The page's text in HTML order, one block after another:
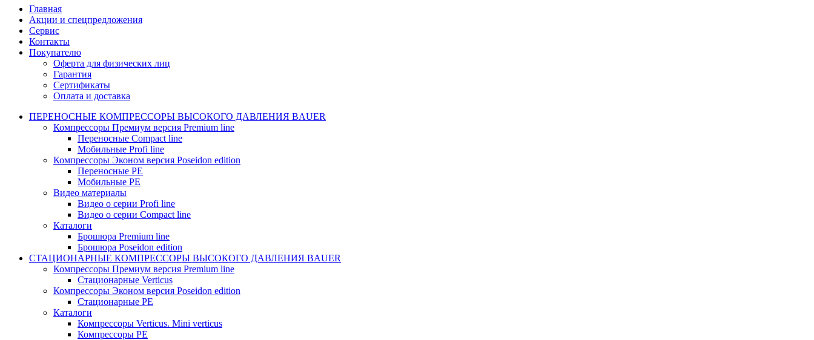
Главная
Акции и спецпредложения
Сервис
Контакты
Покупателю
Оферта для физических лиц
Гарантия
Сертификаты
Оплата и доставка
ПЕРЕНОСНЫЕ КОМПРЕССОРЫ ВЫСОКОГО ДАВЛЕНИЯ BAUER
Компрессоры Премиум версия Premium line
Переносные Compact line
Мобильные Profi line
Компрессоры Эконом версия Poseidon edition
Переносные PE
Мобильные PE
Видео материалы
Видео о серии Profi line
Видео о серии Compact line
Каталоги
Брошюра Premium line
Брошюра Poseidon edition
СТАЦИОНАРНЫЕ КОМПРЕССОРЫ ВЫСОКОГО ДАВЛЕНИЯ BAUER
Компрессоры Премиум версия Premium line
Стационарные Verticus
Компрессоры Эконом версия Poseidon edition
Стационарные PE
Каталоги
Компрессоры Verticus. Mini verticus
Компрессоры PE